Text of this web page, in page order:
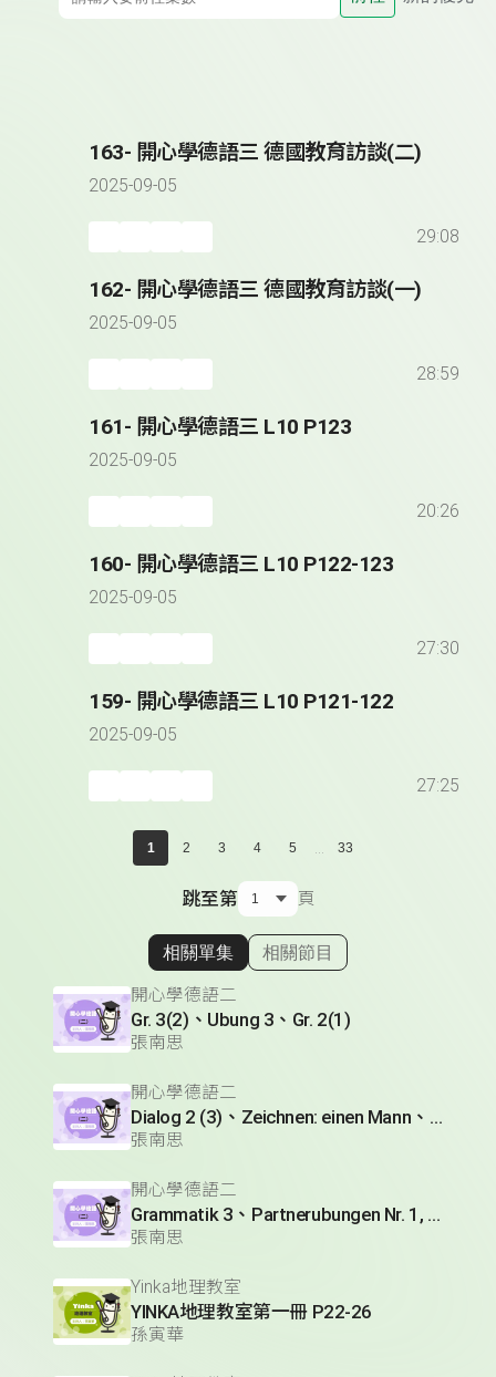
163- 開心學德語三 德國教育訪談(二)
2025-09-05
29:08
162- 開心學德語三 德國教育訪談(一)
2025-09-05
28:59
161- 開心學德語三 L10 P123
2025-09-05
20:26
160- 開心學德語三 L10 P122-123
2025-09-05
27:30
159- 開心學德語三 L10 P121-122
2025-09-05
27:25
1 2 3 4 5 ... 33
跳至第 頁
顯示相關單集
相關單集 相關節目
開心學德語二
Gr. 3(2)、Ubung 3、Gr. 2(1)
張南思
開心學德語二
Dialog 2 (3)、Zeichnen: einen Mann、Lesetext 1(1)
張南思
開心學德語二
Grammatik 3、Partnerubungen Nr. 1, 3、Dialog 2(1)
張南思
Yinka地理教室
YINKA地理教室第一冊 P22-26
孫寅華